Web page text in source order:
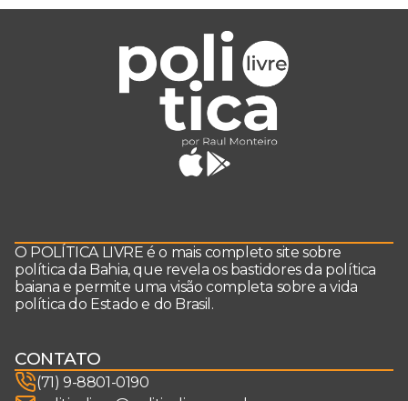
O POLÍTICA LIVRE é o mais completo site sobre
política da Bahia, que revela os bastidores da política
baiana e permite uma visão completa sobre a vida
política do Estado e do Brasil.
CONTATO
(71) 9-8801-0190